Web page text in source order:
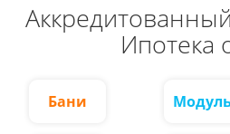
Ипотека
Бани